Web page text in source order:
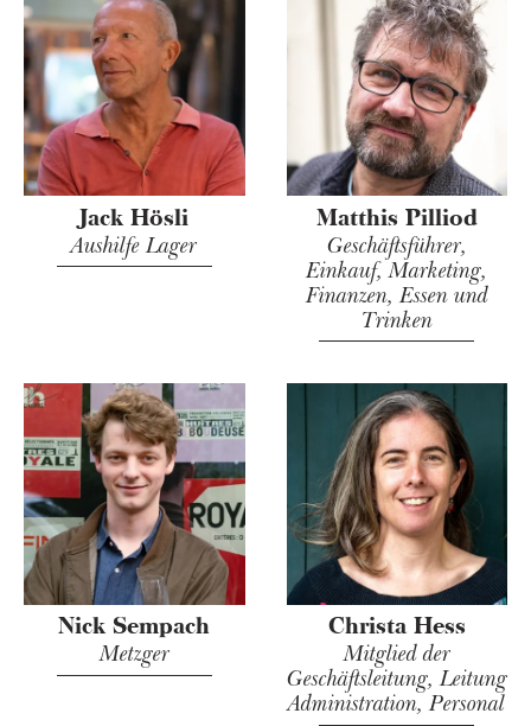
Jack Hösli
Aushilfe Lager
Matthis Pilliod
Geschäftsführer,
Einkauf, Marketing,
Finanzen, Essen und
Trinken
Nick Sempach
Metzger
Christa Hess
Mitglied der
Geschäftsleitung, Leitung
Administration, Personal